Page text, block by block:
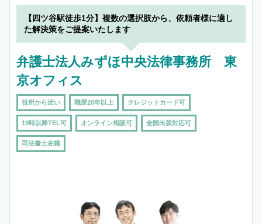
19時以降TEL可の条件
を加えて再検索
【四ツ谷駅徒歩1分】複数の選択肢から、依頼者様に適し
た解決策をご提案いたします
弁護士法人みずほ中央法律事務所 東
京オフィス
役所から近い 職歴20年以上 クレジットカード可
19時以降TEL可 オンライン相談可 全国出張対応可
司法書士在籍